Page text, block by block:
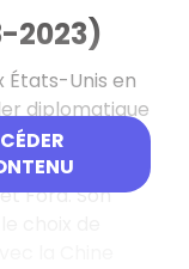
2023)
États-Unis en
diplomatique
être le
Ford. Son